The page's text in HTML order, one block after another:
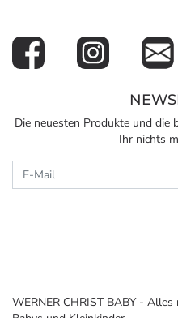
Die neuesten Produkte und die
Ihr nichts
WERNER CHRIST BABY -